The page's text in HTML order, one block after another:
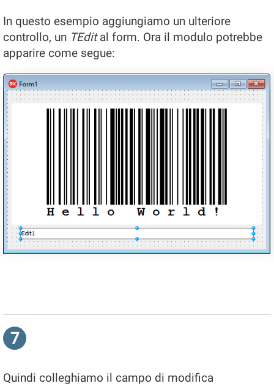
In questo esempio aggiungiamo un ulteriore
controllo, un TEdital form. Ora il modulo potrebbe
apparire come segue:
7
Quindi colleghiamo il campo di modifica